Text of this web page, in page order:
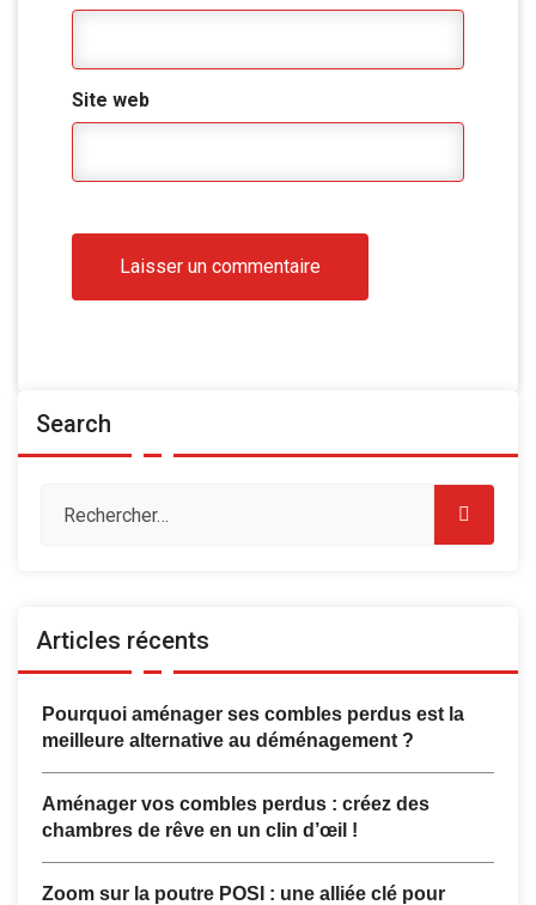
Site web
Search
Articles récents
Pourquoi aménager ses combles perdus est la
meilleure alternative au déménagement ?
Aménager vos combles perdus : créez des
chambres de rêve en un clin d’œil !
Zoom sur la poutre POSI : une alliée clé pour